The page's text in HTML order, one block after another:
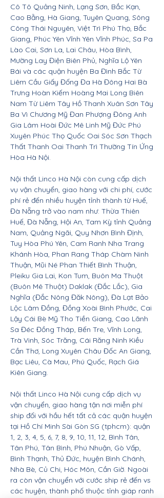
Cô Tô Quảng Ninh, Lạng Sơn, Bắc Kạn,
Cao Bằng, Hà Giang, Tuyên Quang, Sông
Công Thái Nguyên, Việt Trì Phú Thọ, Bắc
Giang, Phúc Yên Vĩnh Yên Vĩnh Phúc, Sa Pa
Lào Cai, Sơn La, Lai Châu, Hòa Bình,
Mường Lay Điện Biên Phủ, Nghĩa Lộ Yên
Bái và các quận huyện Ba Đình Bắc Từ
Liêm Cầu Giấy Đống Đa Hà Đông Hai Bà
Trưng Hoàn Kiếm Hoàng Mai Long Biên
Nam Từ Liêm Tây Hồ Thanh Xuân Sơn Tây
Ba Vì Chương Mỹ Đan Phượng Đông Anh
Gia Lâm Hoài Đức Mê Linh Mỹ Đức Phú
Xuyên Phúc Thọ Quốc Oai Sóc Sơn Thạch
Thất Thanh Oai Thanh Trì Thường Tín Ứng
Hòa Hà Nội.
Nội thất Linco Hà Nội còn cung cấp dịch
vụ vận chuyển, giao hàng với chi phí, cước
phí rẻ đến nhiều huyện tỉnh thành từ Huế,
Đà Nẵng trở vào nam như: Thừa Thiên
Huế, Đà Nẵng, Hội An, Tam Kỳ tỉnh Quảng
Nam, Quảng Ngãi, Quy Nhơn Bình Định,
Tuy Hòa Phú Yên, Cam Ranh Nha Trang
Khánh Hòa, Phan Rang Tháp Chàm Ninh
Thuận, Mũi Né Phan Thiết Bình Thuận,
Pleiku Gia Lai, Kon Tum, Buôn Ma Thuột
(Buôn Mê Thuột) Daklak (Đắc Lắc), Gia
Nghĩa (Đắc Nông Đăk Nông), Đà Lạt Bảo
Lộc Lâm Đồng, Đồng Xoài Bình Phước, Cai
Lậy Cái Bè Mỹ Tho Tiền Giang, Cao Lãnh
Sa Đéc Đồng Tháp, Bến Tre, Vĩnh Long,
Trà Vinh, Sóc Trăng, Cái Răng Ninh Kiều
Cần Thơ, Long Xuyên Châu Đốc An Giang,
Bạc Liêu, Cà Mau, Phú Quốc, Rạch Giá
Kiên Giang.
Nội thất Linco Hà Nội cung cấp dịch vụ
vận chuyển, giao hàng tận nơi miễn phí
ship đối với hầu hết tất cả các quận huyện
tại Hồ Chí Minh Sài Gòn SG (tphcm): quận
1, 2, 3, 4, 5, 6, 7, 8, 9, 10, 11, 12, Bình Tân,
Tân Phú, Tân Bình, Phú Nhuận, Gò Vấp,
Bình Thạnh, Thủ Đức, huyện Bình Chánh,
Nhà Bè, Củ Chi, Hóc Môn, Cần Giờ. Ngoài
ra còn vận chuyển với cước ship rẻ đến vs
các huyện, thành phố thuộc tỉnh giáp ranh